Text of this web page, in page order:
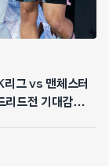
리그 vs 맨체스터
리드전 기대감